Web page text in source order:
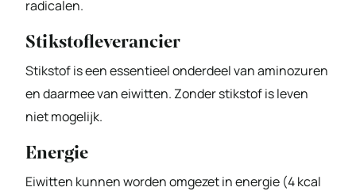
radicalen.
Stikstofleverancier
Stikstof is een essentieel onderdeel van aminozuren
en daarmee van eiwitten. Zonder stikstof is leven
niet mogelijk.
Energie
Eiwitten kunnen worden omgezet in energie (4 kcal